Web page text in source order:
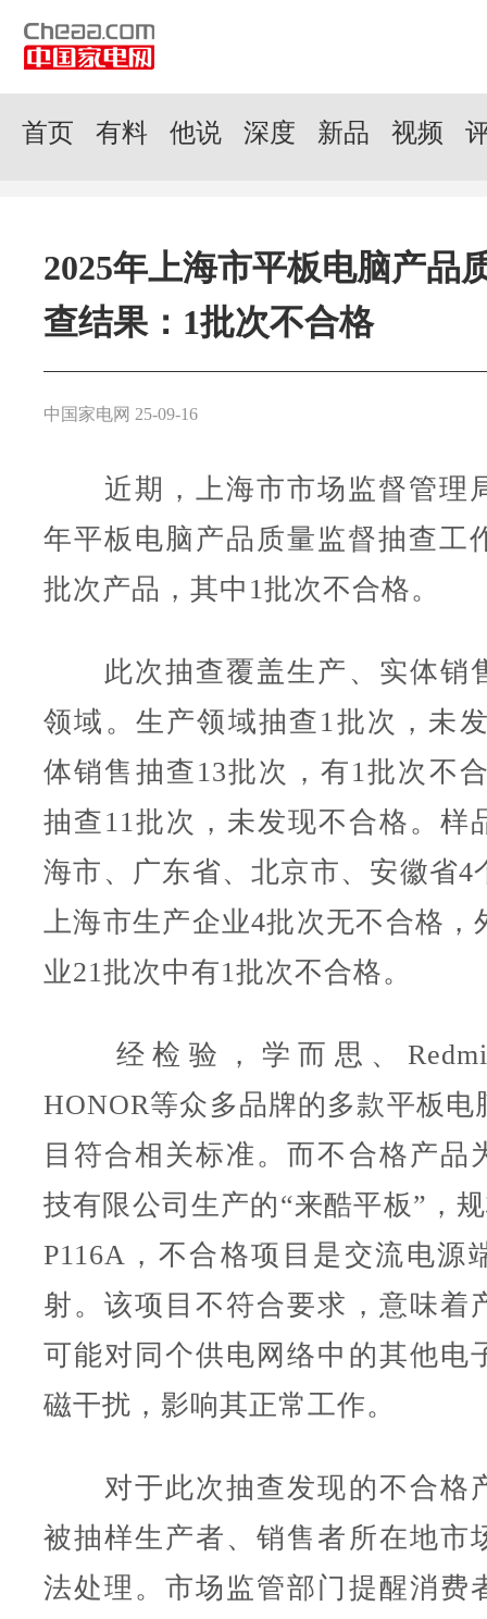
首页 有料 他说 深度 新品 视频
2025年上海市平板电脑产品
查结果：1批次不合格
中国家电网 25-09-16
近期，上海市市场监督管理
年平板电脑产品质量监督抽查工
批次产品，其中1批次不合格。
此次抽查覆盖生产、实体销
领域。生产领域抽查1批次，未
体销售抽查13批次，有1批次不
抽查11批次，未发现不合格。样
海市、广东省、北京市、安徽省4
上海市生产企业4批次无不合格，
业21批次中有1批次不合格。
经检验，学而思、Redmi
HONOR等众多品牌的多款平板电
目符合相关标准。而不合格产品
技有限公司生产的“来酷平板”，
P116A，不合格项目是交流电源
射。该项目不符合要求，意味着
可能对同个供电网络中的其他电
磁干扰，影响其正常工作。
对于此次抽查发现的不合格
被抽样生产者、销售者所在地市
法处理。市场监管部门提醒消费